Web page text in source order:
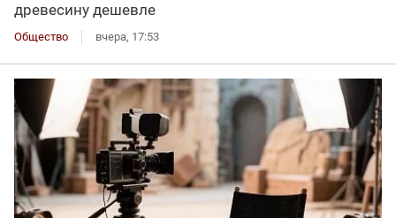
древесину дешевле
Общество вчера, 17:53